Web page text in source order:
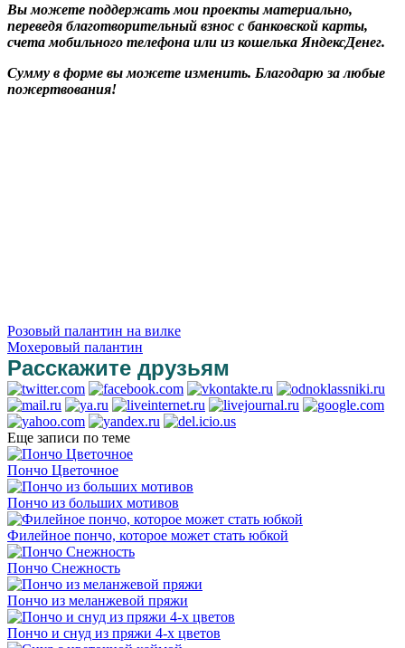
Вы можете поддержать мои проекты материально,
переведя благотворительный взнос с банковской карты,
счета мобильного телефона или из кошелька ЯндексДенег.
Сумму в форме вы можете изменить. Благодарю за любые
пожертвования!
Розовый палантин на вилке
Мохеровый палантин
Расскажите друзьям
Еще записи по теме
Пончо Цветочное
Пончо из больших мотивов
Филейное пончо, которое может стать юбкой
Пончо Снежность
Пончо из меланжевой пряжи
Пончо и снуд из пряжи 4-х цветов